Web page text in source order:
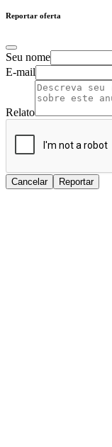
Reportar oferta
Seu nome
E-mail
Relato
Cancelar Reportar